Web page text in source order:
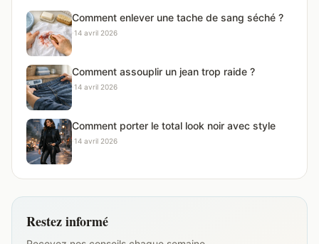
Comment enlever une tache de sang séché ?
·14 avril 2026
Comment assouplir un jean trop raide ?
·14 avril 2026
Comment porter le total look noir avec style
·14 avril 2026
Restez informé